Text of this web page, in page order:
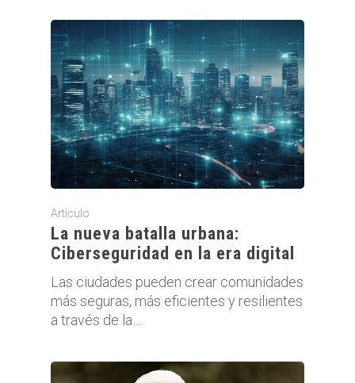
Artículo
La nueva batalla urbana:
Ciberseguridad en la era digital
Las ciudades pueden crear comunidades
más seguras, más eficientes y resilientes
a través de la…